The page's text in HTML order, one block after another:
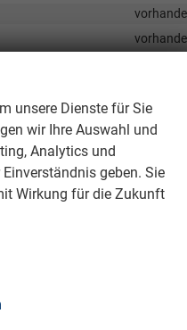
vorhanden
vorhanden
vorhanden
vorhanden
unsere Dienste für Sie
wir Ihre Auswahl und
Analytics und
geben. Sie
Wirkung für die Zukunft